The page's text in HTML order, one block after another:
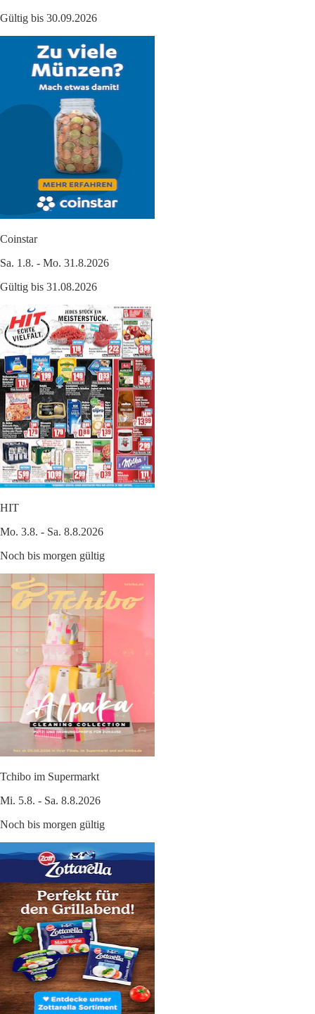
Gültig bis 30.09.2026
Coinstar
Sa. 1.8. - Mo. 31.8.2026
Gültig bis 31.08.2026
HIT
Mo. 3.8. - Sa. 8.8.2026
Noch bis morgen gültig
Tchibo im Supermarkt
Mi. 5.8. - Sa. 8.8.2026
Noch bis morgen gültig